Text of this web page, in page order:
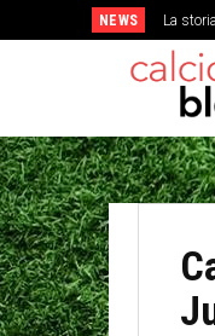
NEWS La